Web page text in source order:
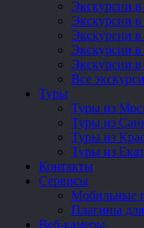
Экскурсии
Экскурсии
Экскурсии
Экскурсии
Экскурсии
Все
Туры
Туры из
Туры из
Туры из
Туры из
Контакты
Сервисы
Мобильные
Плагины для
Веб-камеры